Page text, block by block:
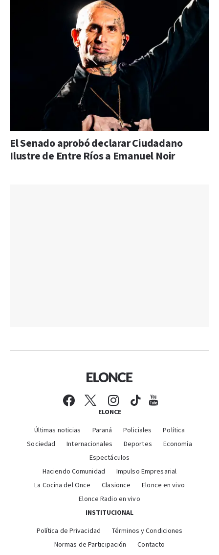
El Senado aprobó declarar Ciudadano
Ilustre de Entre Ríos a Emanuel Noir
ELONCE
Últimas noticias Paraná Policiales
Política
Sociedad
Internacionales Deportes
Economía
Espectáculos
Haciendo Comunidad
Impulso Empresarial
La Cocina del Once
Clasionce
Elonce en vivo
Elonce Radio en vivo
INSTITUCIONAL
Política de Privacidad
Términos y Condiciones
Normas de Participación
Contacto